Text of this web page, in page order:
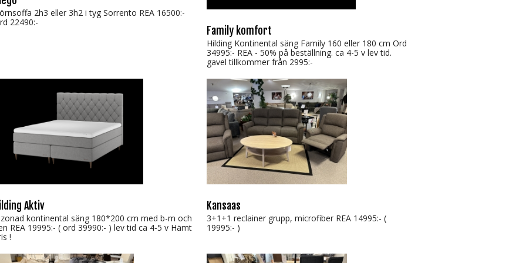
2h3 eller 3h2 i tyg Sorrento REA 16500:-
22490:-
Family komfort
Hilding Kontinental säng Family 160 eller 180 cm Ord
34995:- REA - 50% på beställning. ca 4-5 v lev tid.
gavel tillkommer från 2995:-
Aktiv
kontinental säng 180*200 cm med b-m och
REA 19995:- ( ord 39990:- ) lev tid ca 4-5 v Hämt
!
Kansaas
3+1+1 reclainer grupp, microfiber REA 14995:- (
19995:- )